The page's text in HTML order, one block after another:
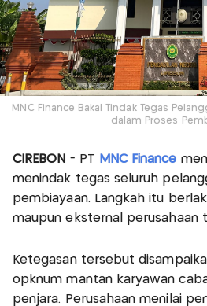
MNC Finance Bakal Tindak Tegas
dalam Proses
CIREBON - PT MNC Finance
menindak tegas seluruh
pembiayaan. Langkah itu
maupun eksternal perusahaan
Ketegasan tersebut
opknum mantan karyawan
penjara. Perusahaan menilai